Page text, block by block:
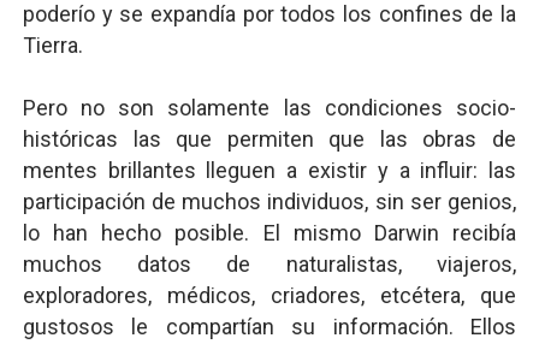
poderío y se expandía por todos los confines de la
Tierra.
Pero no son solamente las condiciones socio-
históricas las que permiten que las obras de
mentes brillantes lleguen a existir y a influir: las
participación de muchos individuos, sin ser genios,
lo han hecho posible. El mismo Darwin recibía
muchos datos de naturalistas, viajeros,
exploradores, médicos, criadores, etcétera, que
gustosos le compartían su información. Ellos